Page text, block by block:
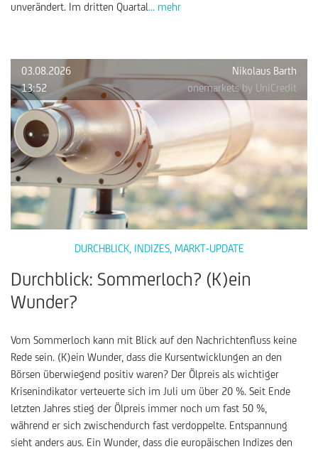
unverändert. Im dritten Quartal... mehr
03.08.2026
Nikolaus Barth
13:52
onemarkets by UniCredit
DURCHBLICK, INDIZES, MARKT-UPDATE
Durchblick: Sommerloch? (K)ein
Wunder?
Vom Sommerloch kann mit Blick auf den Nachrichtenfluss keine
Rede sein. (K)ein Wunder, dass die Kursentwicklungen an den
Börsen überwiegend positiv waren? Der Ölpreis als wichtiger
Krisenindikator verteuerte sich im Juli um über 20 %. Seit Ende
letzten Jahres stieg der Ölpreis immer noch um fast 50 %,
während er sich zwischendurch fast verdoppelte. Entspannung
sieht anders aus. Ein Wunder, dass die europäischen Indizes den